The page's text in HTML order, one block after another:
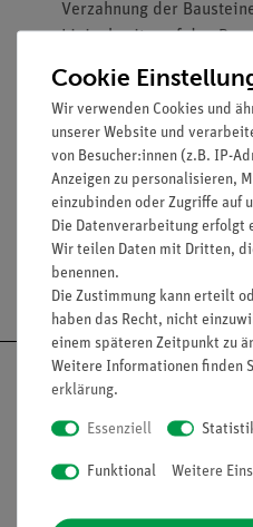
Verzahnung der
Linienbreite auf den
Bausteingröße (mm): 55 x
Widerstand eines
Spannung: maximal 12 V
Cookie
Wir verwenden Cookies und
unserer Website und
von Besucher:innen (z.B. IP-
Anzeigen zu personalisieren,
einzubinden oder Zugriffe auf
Die Datenverarbeitung erfolgt
Wir teilen Daten mit Dritten,
benennen.
Die Zustimmung kann erteilt
haben das Recht, nicht
einem späteren Zeitpunkt zu
Weitere Informationen finden
erklärung.
Essenziell
Funktional Weitere